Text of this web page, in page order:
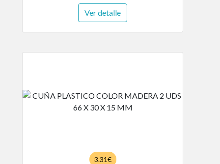
Ver detalle
3.31€